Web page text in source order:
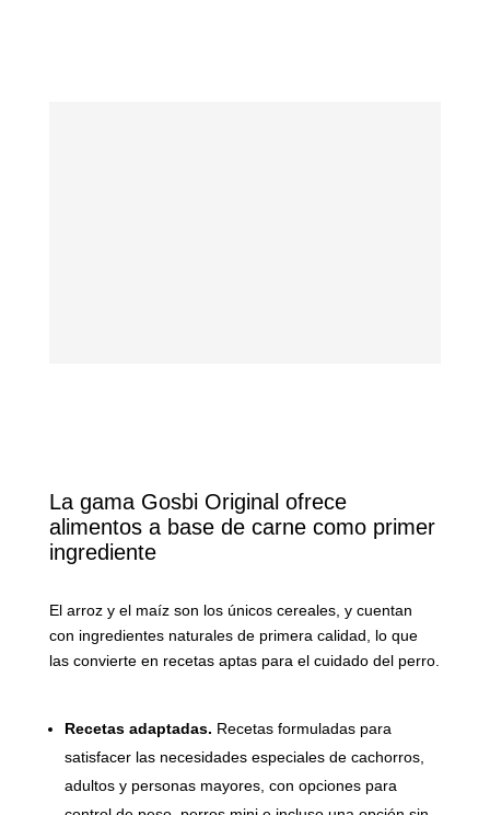
La gama Gosbi Original ofrece
alimentos a base de carne como primer
ingrediente
El arroz y el maíz son los únicos cereales, y cuentan
con ingredientes naturales de primera calidad, lo que
las convierte en recetas aptas para el cuidado del perro.
Recetas adaptadas. Recetas formuladas para
satisfacer las necesidades especiales de cachorros,
adultos y personas mayores, con opciones para